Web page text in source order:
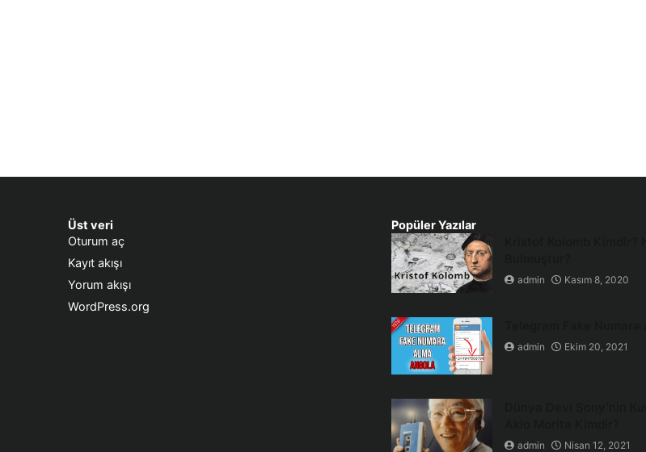
Üst veri
Oturum aç
Kayıt akışı
Yorum akışı
WordPress.org
Popüler Yazılar
admin Kasım 8, 2020
admin Ekim 20, 2021
admin Nisan 12, 2021